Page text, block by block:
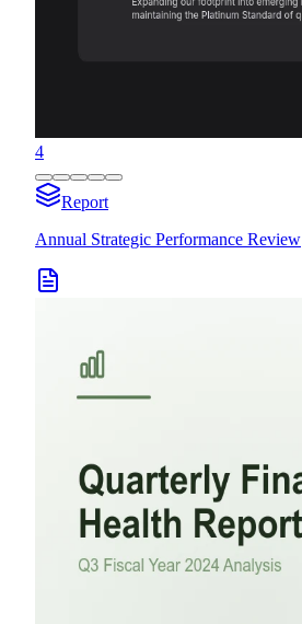
4
Report
Annual Strategic Performance Review